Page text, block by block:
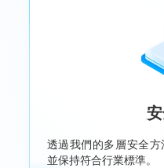
透過我們的多層安全
並保持符合行業標準。